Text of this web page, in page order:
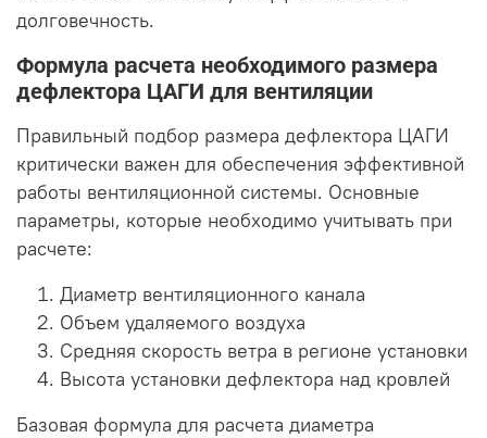
долговечность.
Формула расчета необходимого размера
дефлектора ЦАГИ для вентиляции
Правильный подбор размера дефлектора ЦАГИ
критически важен для обеспечения эффективной
работы вентиляционной системы. Основные
параметры, которые необходимо учитывать при
расчете:
Диаметр вентиляционного канала
Объем удаляемого воздуха
Средняя скорость ветра в регионе установки
Высота установки дефлектора над кровлей
Базовая формула для расчета диаметра